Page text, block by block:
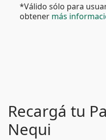
*Válido sólo para
obtener más
Recargá tu
Nequi